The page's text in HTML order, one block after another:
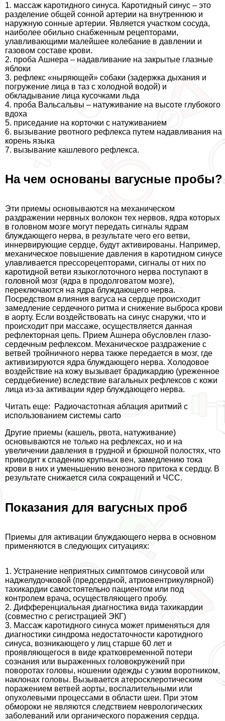
1. массаж каротидного синуса. Каротидный синус – это
разделение общей сонной артерии на внутреннюю и
наружную сонные артерии. Является участком сосуда,
наиболее обильно снабженным рецепторами,
улавливающими малейшее колебание в давлении и
газовом составе крови.
2. проба Ашнера – надавливание на закрытые глазные
яблоки
3. рефлекс «ныряющей» собаки (задержка дыхания и
погружение лица в таз с холодной водой) и
обкладывание лица кусочками льда
4. проба Вальсальвы – натуживание на высоте глубокого
вдоха
5. приседание на корточки с натуживанием
6. вызывание рвотного рефлекса путем надавливания на
корень языка
7. вызывание кашлевого рефлекса.
На чем основаны вагусные пробы?
Эти приемы основываются на механическом
раздражении нервных волокон тех нервов, ядра которых
в головном мозге могут передать сигналы ядрам
блуждающего нерва, в результате чего его ветви,
иннервирующие сердце, будут активированы. Например,
механическое повышение давления в каротидном синусе
улавливается прессорецепторами, сигналы от них по
каротидной ветви языкоглоточного нерва поступают в
головной мозг (ядра в продолговатом мозге),
переключаются на ядра блуждающего нерва.
Посредством влияния вагуса на сердце происходит
замедление сердечного ритма и снижение выброса крови
в аорту. Если воздействовать на синус снаружи, что и
происходит при массаже, осуществляется данная
рефлекторная цепь. Прием Ашнера обусловлен глазо-
сердечным рефлексом. Механическое раздражение с
ветвей тройничного нерва также передается в мозг, где
активизируются ядра блуждающего нерва. Холодовое
воздействие на кожу вызывает брадикардию (уреженное
сердцебиение) вследствие вагальных рефлексов с кожи
лица из-за активации ядер блуждающего нерва.
Читать еще:
Радиочастотная аблация аритмий с
использованием системы carto
Другие приемы (кашель, рвота, натуживание)
основываются не только на рефлексах, но и на
увеличении давления в грудной и брюшной полостях, что
приводит к спадению крупных вен, замедлению тока
крови в них и уменьшению венозного притока к сердцу. В
результате снижается сила сокращений и ЧСС.
Показания для вагусных проб
Приемы для активации блуждающего нерва в основном
применяются в следующих ситуациях:
1. Устранение неприятных симптомов синусовой или
наджелудочковой (предсердной, атриовентрикулярной)
тахикардии самостоятельно пациентом или под
контролем врача, осуществляющего пробу.
2. Дифференциальная диагностика вида тахикардии
(совместно с регистрацией ЭКГ)
3. Массаж каротидного синуса может применяться для
диагностики синдрома недостаточности каротидного
синуса, возникающего у лиц старше 60 лет и
проявляющегося в виде кратковременной потери
сознания или выраженных головокружений при
поворотах головы, ношении одежды с узким воротником,
наклонах головы. Вызывается атеросклеротическим
поражением ветвей аорты, воспалительными или
опухолевыми процессами в области шеи. При этом
обмороки не являются следствием неврологических
заболеваний или органического поражения сердца.